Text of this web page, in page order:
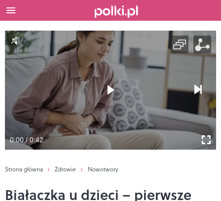
0:00 / 0:42
Strona główna Zdrowie Nowotwory
Białaczka u dzieci – pierwsze